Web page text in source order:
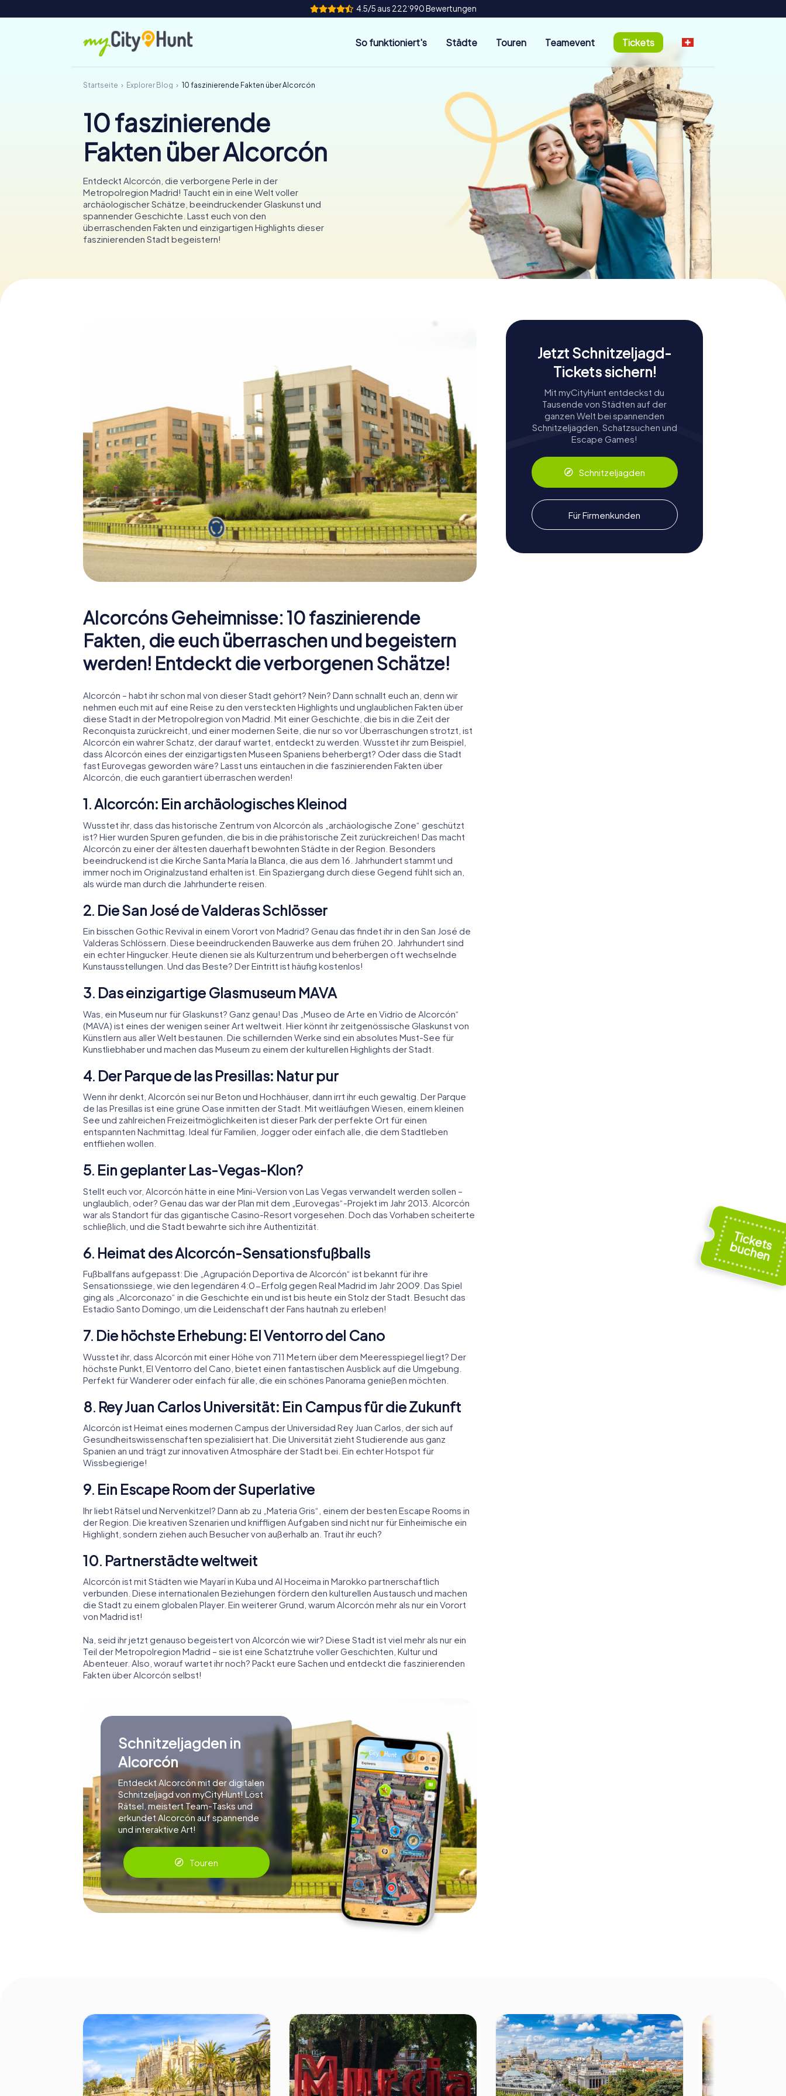
4.5/5 aus 222‘990 Bewertungen
So funktioniert's Städte Touren Teamevent Tickets
Startseite Explorer Blog 10 faszinierende Fakten über Alcorcón
10 faszinierende
Fakten über Alcorcón
Entdeckt Alcorcón, die verborgene Perle in der
Metropolregion Madrid! Taucht ein in eine Welt voller
archäologischer Schätze, beeindruckender Glaskunst und
spannender Geschichte. Lasst euch von den
überraschenden Fakten und einzigartigen Highlights dieser
faszinierenden Stadt begeistern!
Alcorcóns Geheimnisse: 10 faszinierende
Fakten, die euch überraschen und begeistern
werden! Entdeckt die verborgenen Schätze!
Alcorcón – habt ihr schon mal von dieser Stadt gehört? Nein? Dann schnallt euch an, denn wir
nehmen euch mit auf eine Reise zu den versteckten Highlights und unglaublichen Fakten über
diese Stadt in der Metropolregion von Madrid. Mit einer Geschichte, die bis in die Zeit der
Reconquista zurückreicht, und einer modernen Seite, die nur so vor Überraschungen strotzt, ist
Alcorcón ein wahrer Schatz, der darauf wartet, entdeckt zu werden. Wusstet ihr zum Beispiel,
dass Alcorcón eines der einzigartigsten Museen Spaniens beherbergt? Oder dass die Stadt
fast Eurovegas geworden wäre? Lasst uns eintauchen in die faszinierenden Fakten über
Alcorcón, die euch garantiert überraschen werden!
1. Alcorcón: Ein archäologisches Kleinod
Wusstet ihr, dass das historische Zentrum von Alcorcón als „archäologische Zone“ geschützt
ist? Hier wurden Spuren gefunden, die bis in die prähistorische Zeit zurückreichen! Das macht
Alcorcón zu einer der ältesten dauerhaft bewohnten Städte in der Region. Besonders
beeindruckend ist die Kirche Santa María la Blanca, die aus dem 16. Jahrhundert stammt und
immer noch im Originalzustand erhalten ist. Ein Spaziergang durch diese Gegend fühlt sich an,
als würde man durch die Jahrhunderte reisen.
2. Die San José de Valderas Schlösser
Ein bisschen Gothic Revival in einem Vorort von Madrid? Genau das findet ihr in den San José de
Valderas Schlössern. Diese beeindruckenden Bauwerke aus dem frühen 20. Jahrhundert sind
ein echter Hingucker. Heute dienen sie als Kulturzentrum und beherbergen oft wechselnde
Kunstausstellungen. Und das Beste? Der Eintritt ist häufig kostenlos!
3. Das einzigartige Glasmuseum MAVA
Was, ein Museum nur für Glaskunst? Ganz genau! Das „Museo de Arte en Vidrio de Alcorcón“
(MAVA) ist eines der wenigen seiner Art weltweit. Hier könnt ihr zeitgenössische Glaskunst von
Künstlern aus aller Welt bestaunen. Die schillernden Werke sind ein absolutes Must-See für
Kunstliebhaber und machen das Museum zu einem der kulturellen Highlights der Stadt.
4. Der Parque de las Presillas: Natur pur
Wenn ihr denkt, Alcorcón sei nur Beton und Hochhäuser, dann irrt ihr euch gewaltig. Der Parque
de las Presillas ist eine grüne Oase inmitten der Stadt. Mit weitläufigen Wiesen, einem kleinen
See und zahlreichen Freizeitmöglichkeiten ist dieser Park der perfekte Ort für einen
entspannten Nachmittag. Ideal für Familien, Jogger oder einfach alle, die dem Stadtleben
entfliehen wollen.
5. Ein geplanter Las-Vegas-Klon?
Stellt euch vor, Alcorcón hätte in eine Mini-Version von Las Vegas verwandelt werden sollen –
unglaublich, oder? Genau das war der Plan mit dem „Eurovegas“-Projekt im Jahr 2013. Alcorcón
war als Standort für das gigantische Casino-Resort vorgesehen. Doch das Vorhaben scheiterte
schließlich, und die Stadt bewahrte sich ihre Authentizität.
6. Heimat des Alcorcón-Sensationsfußballs
Fußballfans aufgepasst: Die „Agrupación Deportiva de Alcorcón“ ist bekannt für ihre
Sensationssiege, wie den legendären 4:0-Erfolg gegen Real Madrid im Jahr 2009. Das Spiel
ging als „Alcorconazo“ in die Geschichte ein und ist bis heute ein Stolz der Stadt. Besucht das
Estadio Santo Domingo, um die Leidenschaft der Fans hautnah zu erleben!
7. Die höchste Erhebung: El Ventorro del Cano
Wusstet ihr, dass Alcorcón mit einer Höhe von 711 Metern über dem Meeresspiegel liegt? Der
höchste Punkt, El Ventorro del Cano, bietet einen fantastischen Ausblick auf die Umgebung.
Perfekt für Wanderer oder einfach für alle, die ein schönes Panorama genießen möchten.
8. Rey Juan Carlos Universität: Ein Campus für die Zukunft
Alcorcón ist Heimat eines modernen Campus der Universidad Rey Juan Carlos, der sich auf
Gesundheitswissenschaften spezialisiert hat. Die Universität zieht Studierende aus ganz
Spanien an und trägt zur innovativen Atmosphäre der Stadt bei. Ein echter Hotspot für
Wissbegierige!
9. Ein Escape Room der Superlative
Ihr liebt Rätsel und Nervenkitzel? Dann ab zu „Materia Gris“, einem der besten Escape Rooms in
der Region. Die kreativen Szenarien und kniffligen Aufgaben sind nicht nur für Einheimische ein
Highlight, sondern ziehen auch Besucher von außerhalb an. Traut ihr euch?
10. Partnerstädte weltweit
Alcorcón ist mit Städten wie Mayarí in Kuba und Al Hoceima in Marokko partnerschaftlich
verbunden. Diese internationalen Beziehungen fördern den kulturellen Austausch und machen
die Stadt zu einem globalen Player. Ein weiterer Grund, warum Alcorcón mehr als nur ein Vorort
von Madrid ist!
Na, seid ihr jetzt genauso begeistert von Alcorcón wie wir? Diese Stadt ist viel mehr als nur ein
Teil der Metropolregion Madrid – sie ist eine Schatztruhe voller Geschichten, Kultur und
Abenteuer. Also, worauf wartet ihr noch? Packt eure Sachen und entdeckt die faszinierenden
Fakten über Alcorcón selbst!
Schnitzeljagden in
Alcorcón
Entdeckt Alcorcón mit der digitalen
Schnitzeljagd von myCityHunt! Löst
Rätsel, meistert Team-Tasks und
erkundet Alcorcón auf spannende
und interaktive Art!
Touren
Jetzt Schnitzeljagd-
Tickets sichern!
Mit myCityHunt entdeckst du
Tausende von Städten auf der
ganzen Welt bei spannenden
Schnitzeljagden, Schatzsuchen und
Escape Games!
Schnitzeljagden
Für Firmenkunden